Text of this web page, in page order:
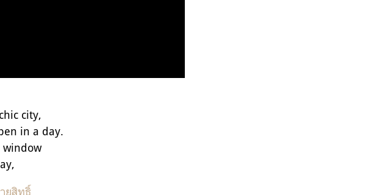
city,
in a day.
ยสิทธิ์